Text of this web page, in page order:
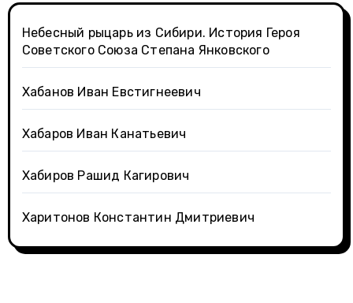
Небесный рыцарь из Сибири. История Героя
Советского Союза Степана Янковского
Хабанов Иван Евстигнеевич
Хабаров Иван Канатьевич
Хабиров Рашид Кагирович
Харитонов Константин Дмитриевич